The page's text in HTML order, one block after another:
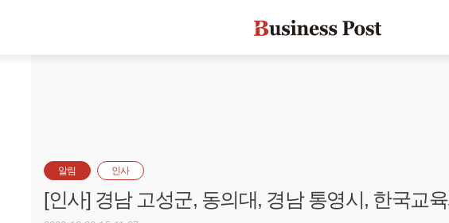
알림 인사
[인사] 경남 고성군, 동의대, 경남 통영시, 한국교